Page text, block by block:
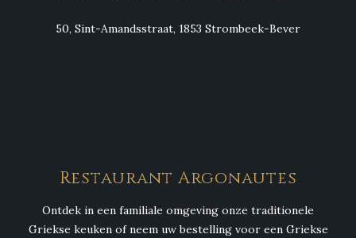
50, Sint-Amandsstraat, 1853 Strombeek-Bever
Restaurant Argonautes
Ontdek in een familiale omgeving onze traditionele
Griekse keuken of neem uw bestelling voor een Griekse